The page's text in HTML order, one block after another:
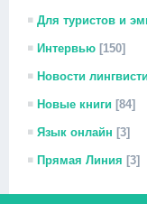
Для туристов и
Интервью [150]
Новости
Новые книги [84]
Язык онлайн [3]
Прямая Линия [3]